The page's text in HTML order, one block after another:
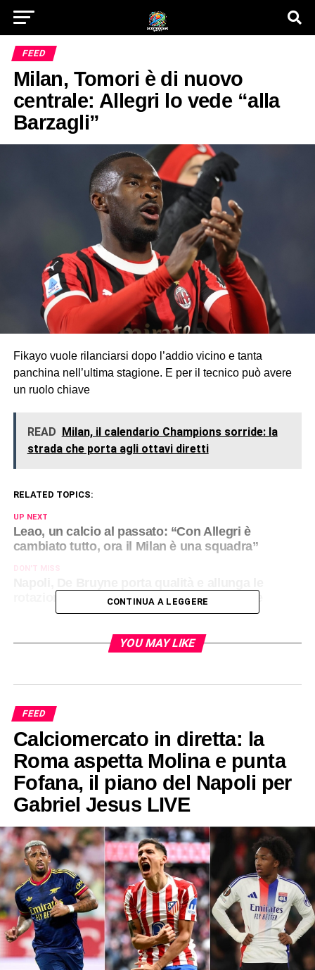
FEED
Milan, Tomori è di nuovo
centrale: Allegri lo vede “alla
Barzagli”
Fikayo vuole rilanciarsi dopo l’addio vicino e tanta
panchina nell’ultima stagione. E per il tecnico può avere
un ruolo chiave
READ Milan, il calendario Champions sorride: la
strada che porta agli ottavi diretti
RELATED TOPICS:
UP NEXT
Leao, un calcio al passato: “Con Allegri è
cambiato tutto, ora il Milan è una squadra”
DON'T MISS
rotazioni: ecco come può impiegarlo Conte
CONTINUA A LEGGERE
YOU MAY LIKE
FEED
Calciomercato in diretta: la
Roma aspetta Molina e punta
Fofana, il piano del Napoli per
Gabriel Jesus LIVE